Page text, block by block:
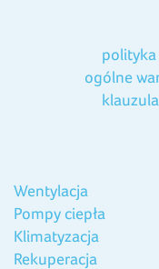
ogólne
Wentylacja
Pompy ciepła
Klimatyzacja
Rekuperacja